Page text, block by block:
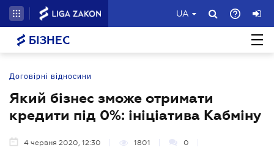
UA
БІЗНЕС
Договірні відносини
Який бізнес зможе отримати
кредити під 0%: ініціатива Кабміну
4 червня 2020, 12:30 1801 0